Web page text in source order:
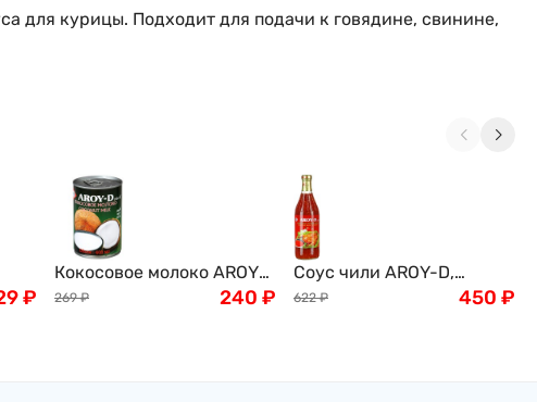
для курицы. Подходит для подачи к говядине, свинине,
₽
Кокосовое молоко AROY-
D, 400мл
269 ₽ 240 ₽
Соус чили AROY-D,
сладкий, для курицы,
622 ₽ 450 ₽